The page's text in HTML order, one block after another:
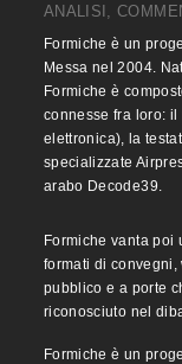
ANALISI,
Formiche è un
Messa nel 2004.
Formiche è
connesse fra loro:
elettronica), la
specializzate
arabo Decode39.
Formiche vanta poi
formati di
pubblico e a porte
riconosciuto nel
Formiche è un